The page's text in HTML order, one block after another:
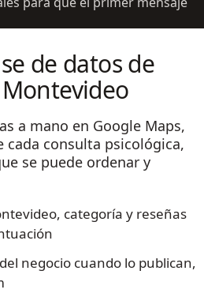
de datos de
a mano en Google Maps,
cada consulta psicológica,
se puede ordenar y
categoría y reseñas
negocio cuando lo publican,